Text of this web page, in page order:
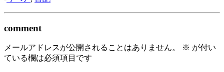
comment
メールアドレスが公開されることはありません。 ※ が付い
ている欄は必須項目です